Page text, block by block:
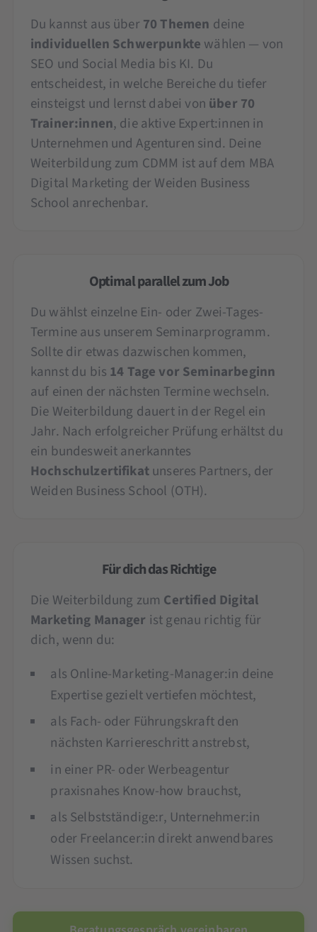
Du kannst aus über 70 Themen deine
individuellen Schwerpunkte wählen — von
SEO und Social Media bis KI. Du
entscheidest, in welche Bereiche du tiefer
einsteigst und lernst dabei von über 70
Trainer:innen, die aktive Expert:innen in
Unternehmen und Agenturen sind. Deine
Weiterbildung zum CDMM ist auf dem MBA
Digital Marketing der Weiden Business
School anrechenbar.
Optimal parallel zum Job
Du wählst einzelne Ein- oder Zwei-Tages-
Termine aus unserem Seminarprogramm.
Sollte dir etwas dazwischen kommen,
kannst du bis 14 Tage vor Seminarbeginn
auf einen der nächsten Termine wechseln.
Die Weiterbildung dauert in der Regel ein
Jahr. Nach erfolgreicher Prüfung erhältst du
ein bundesweit anerkanntes
Hochschulzertifikatunseres Partners, der
Weiden Business School (OTH).
Für dich das Richtige
Die Weiterbildung zum Certified Digital
Marketing Manager ist genau richtig für
dich, wenn du:
als Online-Marketing-Manager:in deine
Expertise gezielt vertiefen möchtest,
als Fach- oder Führungskraft den
nächsten Karriereschritt anstrebst,
in einer PR- oder Werbeagentur
praxisnahes Know-how brauchst,
als Selbstständige:r, Unternehmer:in
oder Freelancer:in direkt anwendbares
Wissen suchst.